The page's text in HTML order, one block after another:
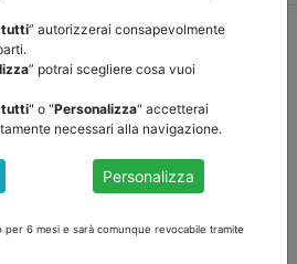
altri/torna indietro
PUBBLICI
all’esame della Nota di
di economia e
riunite 5a del Senato della
tutti” autorizzerai consapevolmente
” potrai scegliere cosa vuoi
tutti" o "Personalizza" accetterai
necessari alla navigazione.
Personalizza
per 6 mesi e sarà comunque revocabile tramite